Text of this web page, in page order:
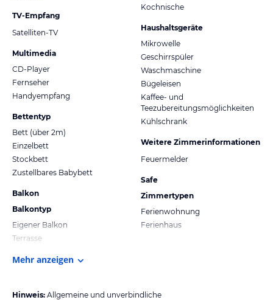
TV-Empfang
Satelliten-TV
Multimedia
CD-Player
Fernseher
Handyempfang
Bettentyp
Bett (über 2m)
Einzelbett
Stockbett
Zustellbares Babybett
Balkon
Balkontyp
Eigener Balkon
Terrasse
Kochnische
Haushaltsgeräte
Mikrowelle
Geschirrspüler
Waschmaschine
Bügeleisen
Kaffee- und
Teezubereitungsmöglichkeiten
Kühlschrank
Weitere Zimmerinformationen
Feuermelder
Safe
Zimmertypen
Ferienwohnung
Ferienhaus
Mehr anzeigen
Hinweis: Allgemeine und unverbindliche